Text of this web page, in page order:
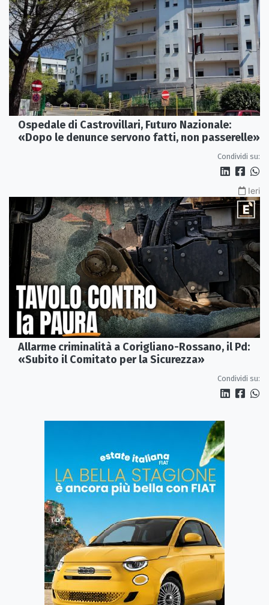
Ospedale di Castrovillari, Futuro Nazionale:
«Dopo le denunce servono fatti, non passerelle»
Condividi su:
Ieri
Allarme criminalità a Corigliano-Rossano, il Pd:
«Subito il Comitato per la Sicurezza»
Condividi su: